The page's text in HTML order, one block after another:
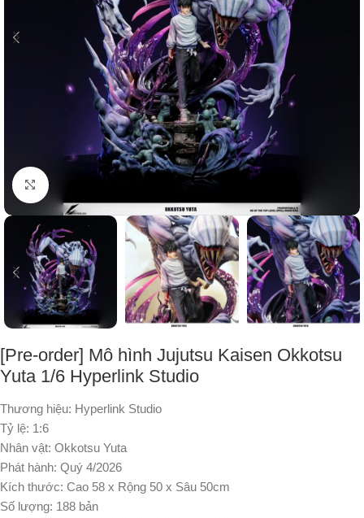
Nhấp để phóng to
[Pre-order] Mô hình Jujutsu Kaisen Okkotsu
Yuta 1/6 Hyperlink Studio
Thương hiệu: Hyperlink Studio
Tỷ lệ: 1:6
Nhân vật: Okkotsu Yuta
Phát hành: Quý 4/2026
Kích thước: Cao 58 x Rộng 50 x Sâu 50cm
Số lượng: 188 bản